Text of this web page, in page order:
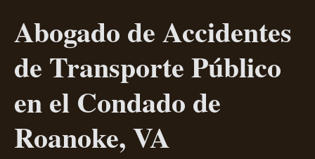
Abogado de Accidentes
de Transporte Público
en el Condado de
Roanoke, VA